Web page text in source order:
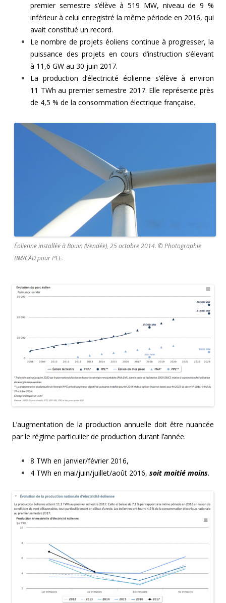
premier semestre s’élève à 519 MW, niveau de 9 %
inférieur à celui enregistré la même période en 2016, qui
avait constitué un record.
Le nombre de projets éoliens continue à progresser, la
puissance des projets en cours d’instruction s’élevant
à 11,6 GW au 30 juin 2017.
La production d’électricité éolienne s’élève à environ
11 TWh au premier semestre 2017. Elle représente près
de 4,5 % de la consommation électrique française.
Éolienne installée à Bouin (Vendée), 25 octobre 2014. © Photographie
BM/CAD pour PEE.
L’augmentation de la production annuelle doit être nuancée
par le régime particulier de production durant l’année.
8 TWh en janvier/février 2016,
4 TWh en mai/juin/juillet/août 2016, soit moitié moins.